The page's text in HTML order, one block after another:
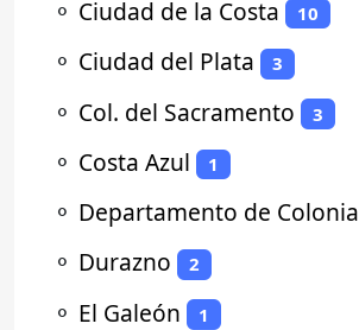
⚬ Ciudad de la Costa 10
⚬ Ciudad del Plata 3
⚬ Col. del Sacramento 3
⚬ Costa Azul 1
⚬ Departamento de Colonia
⚬ Durazno 2
⚬ El Galeón 1